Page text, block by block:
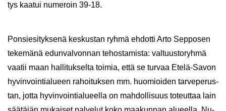
tys kaa­tui nu­me­roin 39-18.
Pon­sie­si­tyk­se­nä kes­kus­tan ryhmä eh­dot­ti Arto Sep­po­sen
te­ke­mä­nä edun­val­von­nan te­hos­ta­mis­ta: val­tuus­to­ryh­mä
vaa­tii maan hal­li­tuk­sel­ta toi­mia, että se tur­vaa Etelä-​Savon
hy­vin­voin­tia­lu­een ra­hoi­tuk­sen mm. huo­mioi­den tar­ve­pe­rus­
tan, jotta hy­vin­voin­tia­lu­eel­la on mah­dol­li­suus to­teut­taa lain